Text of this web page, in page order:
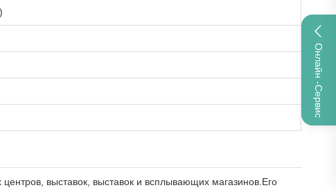
Онлайн -сервис
выставок, выставок и всплывающих магазинов.Его